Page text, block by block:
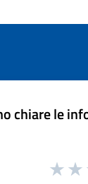
chiare le